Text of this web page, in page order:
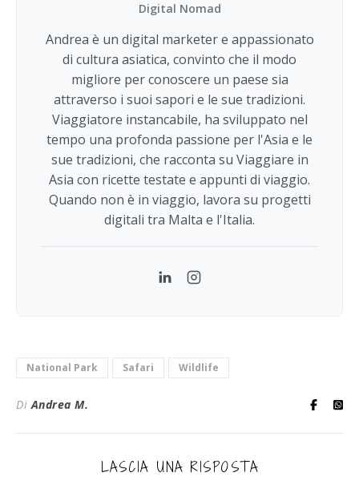
Digital Nomad
Andrea è un digital marketer e appassionato
di cultura asiatica, convinto che il modo
migliore per conoscere un paese sia
attraverso i suoi sapori e le sue tradizioni.
Viaggiatore instancabile, ha sviluppato nel
tempo una profonda passione per l'Asia e le
sue tradizioni, che racconta su Viaggiare in
Asia con ricette testate e appunti di viaggio.
Quando non è in viaggio, lavora su progetti
digitali tra Malta e l'Italia.
LinkedInInstagram
National Park Safari Wildlife
DiAndrea M.
LASCIA UNA RISPOSTA